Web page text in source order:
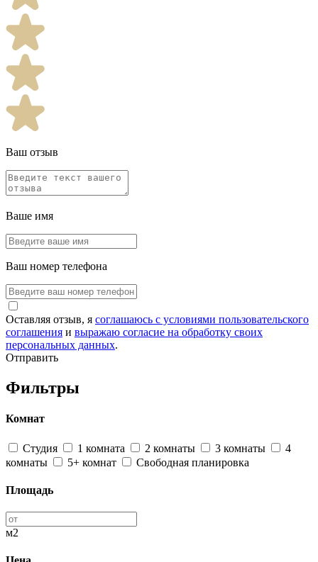
Ваш отзыв
Ваше имя
Ваш номер телефона
Оставляя отзыв, я соглашаюсь с условиями пользовательского
соглашения и выражаю согласие на обработку своих
персональных данных.
Отправить
Фильтры
Комнат
Студия 1 комната 2 комнаты 3 комнаты
4
комнаты
5+ комнат Свободная планировка
Площадь
м2